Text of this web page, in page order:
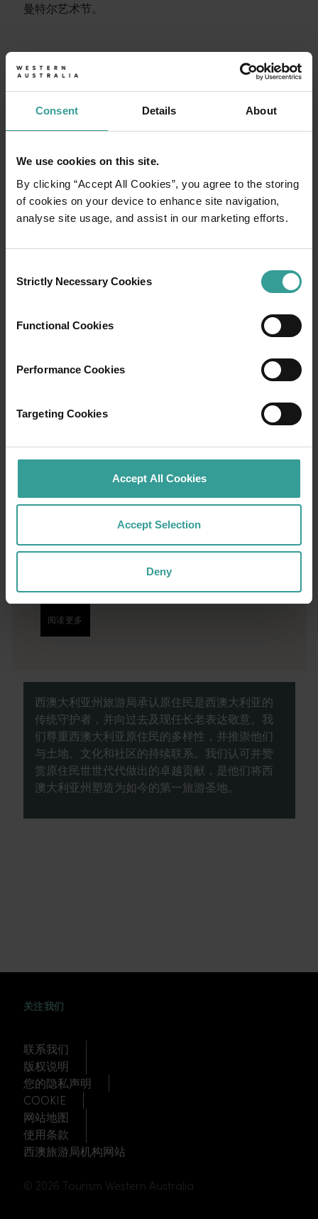
Consent Details About
We use cookies on this site.
By clicking “Accept All Cookies”, you agree to the storing
of cookies on your device to enhance site navigation,
analyse site usage, and assist in our marketing efforts.
Selection
Strictly Necessary Cookies
Functional Cookies
Performance Cookies
Targeting Cookies
Accept All Cookies
Accept Selection
Deny
曼特尔艺术节。
旅行故事
<p>准备好探索了？请看看这些来自西澳大利亚州各地的冒险
旅游小贴士
无论您想领略标志性的旅游目的地、令人难忘的自驾之旅，还
开始规划
01/03
准备好探索了？请看看这些来自西澳大利亚州
各地的冒险之旅。你可以按地点和体验进行筛
选，找到你感兴趣的故事，它们都是由像你一
阅读更多
阅读更多
西澳大利亚州旅游局承认原住民是西澳大利亚的
传统守护者，并向过去及现任长老表达敬意。我
们尊重西澳大利亚原住民的多样性，并推崇他们
与土地、文化和社区的持续联系。我们认可并赞
赏原住民世世代代做出的卓越贡献，是他们将西
澳大利亚州塑造为如今的第一旅游圣地。
关注我们
联系我们
版权说明
您的隐私声明
COOKIE
网站地图
使用条款
西澳旅游局机构网站
© 2026 Tourism Western Australia